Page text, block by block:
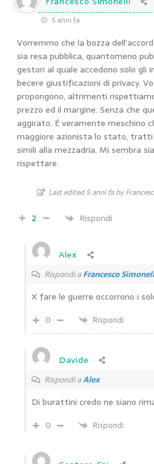
5 anni fa
Vorremmo che la bozza
sia resa pubblica, quantomeno
gestori al quale accedono solo gli
becere giustificazioni di privacy.
propongono, altrimenti
prezzo ed il margine. Senza che
aggirato. É veramente meschino
maggiore azionista lo stato,
simili alla mezzadria. Mi sembra
rispettare.
Last edited 5 anni fa by
2 Rispondi
Alex
Rispondi aFrancesco
X fare le guerre occorrono i
0
Rispondi
Davide
Rispondi aAlex
Di burattini credo ne siano
0
Rispondi